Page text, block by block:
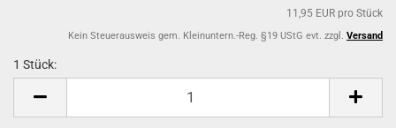
11,95 EUR pro Stück
Kein Steuerausweis gem. Kleinuntern.-Reg. §19 UStG evt. zzgl. Versand
1 Stück:
Stück